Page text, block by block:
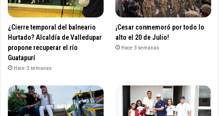
¿Cierre temporal del balneario
Hurtado? Alcaldía de Valledupar
propone recuperar el río
Guatapurí
Hace 3 semanas
¡Cesar conmemoró por todo lo
alto el 20 de Julio!
Hace 3 semanas